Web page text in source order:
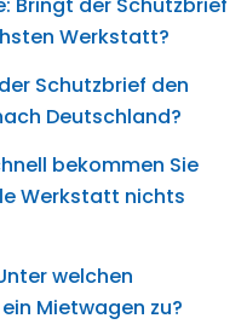
Werkstatt?
Schutzbrief den
Deutschland?
bekommen Sie
Werkstatt nichts
welchen
Mietwagen zu?